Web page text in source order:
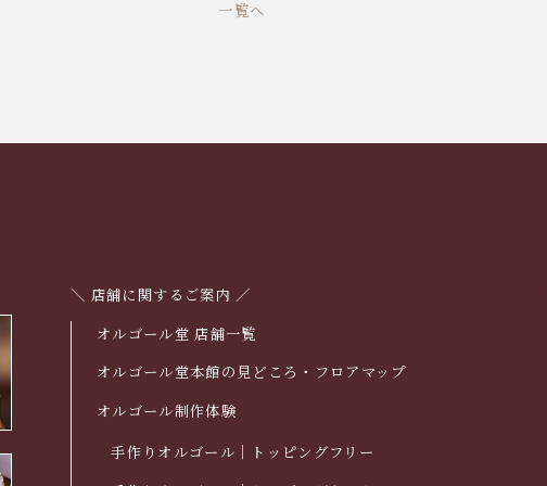
一覧へ
＼ 店舗に関するご案内 ／
オルゴール堂 店舗一覧
オルゴール堂本館の見どころ・フロアマップ
オルゴール制作体験
手作りオルゴール｜トッピングフリー